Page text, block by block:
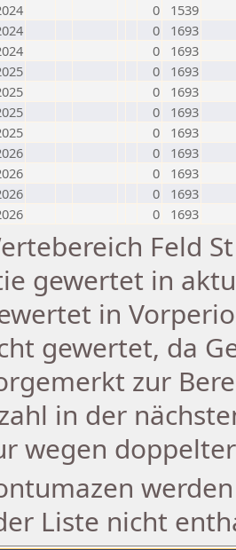
0
1539
0
1693
0
1693
0
1693
0
1693
0
1693
0
1693
0
1693
0
1693
0
1693
0 1693
Feld
gewertet in
in
gewertet, da
zur
in der
wegen
Liste nicht